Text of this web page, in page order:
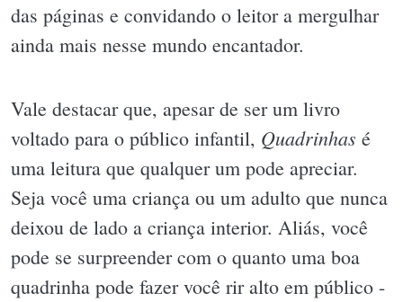
das páginas e convidando o leitor a mergulhar
ainda mais nesse mundo encantador.
Vale destacar que, apesar de ser um livro
voltado para o público infantil, Quadrinhas é
uma leitura que qualquer um pode apreciar.
Seja você uma criança ou um adulto que nunca
deixou de lado a criança interior. Aliás, você
pode se surpreender com o quanto uma boa
quadrinha pode fazer você rir alto em público -